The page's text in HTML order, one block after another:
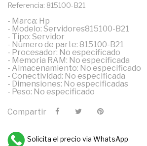
Referencia: 815100-B21
- Marca: Hp
- Modelo: Servidores815100-B21
- Tipo: Servidor
- Número de parte: 815100-B21
- Procesador: No especificado
- Memoria RAM: No especificada
- Almacenamiento: No especificado
- Conectividad: No especificada
- Dimensiones: No especificadas
- Peso: No especificado
Compartir
Solicita el precio via WhatsApp